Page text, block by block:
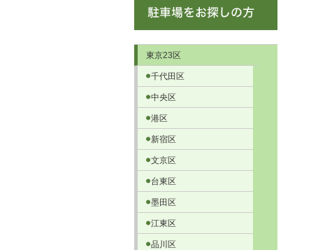
東京23区
千代田区
中央区
港区
新宿区
文京区
台東区
墨田区
江東区
品川区